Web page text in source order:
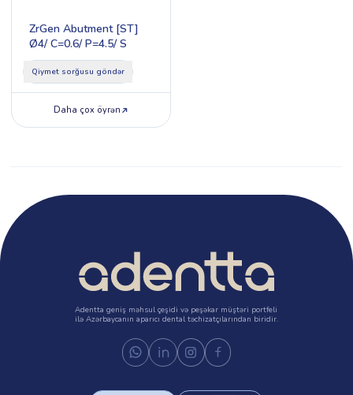
ZrGen Abutment [ST]
Ø4/ C=0.6/ P=4.5/ S
Qiymet sorğusu göndər
Daha çox öyrən
Adentta geniş məhsul çeşidi və peşəkar müştəri portfeli
ilə Azərbaycanın aparıcı dental təchizatçılarından biridir.